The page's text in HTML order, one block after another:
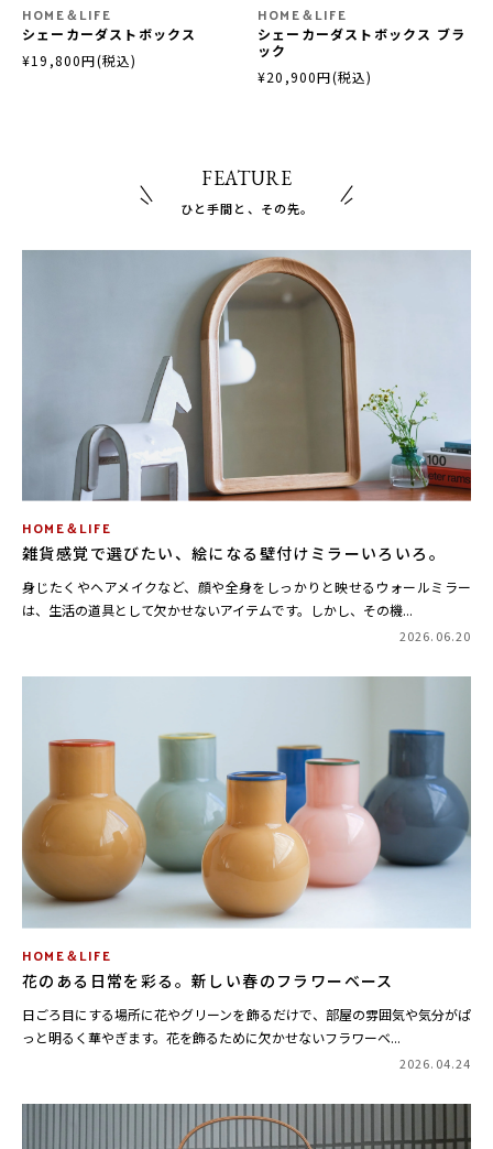
HOME＆LIFE
シェーカーダストボックス
¥19,800円(税込)
HOME＆LIFE
シェーカーダストボックス ブラ
ック
¥20,900円(税込)
FEATURE
ひと手間と、その先。
HOME＆LIFE
雑貨感覚で選びたい、絵になる壁付けミラーいろいろ。
身じたくやヘアメイクなど、顔や全身をしっかりと映せるウォールミラー
は、生活の道具として欠かせないアイテムです。しかし、その機...
2026.06.20
HOME＆LIFE
花のある日常を彩る。新しい春のフラワーベース
日ごろ目にする場所に花やグリーンを飾るだけで、部屋の雰囲気や気分がぱ
っと明るく華やぎます。花を飾るために欠かせないフラワーベ...
2026.04.24